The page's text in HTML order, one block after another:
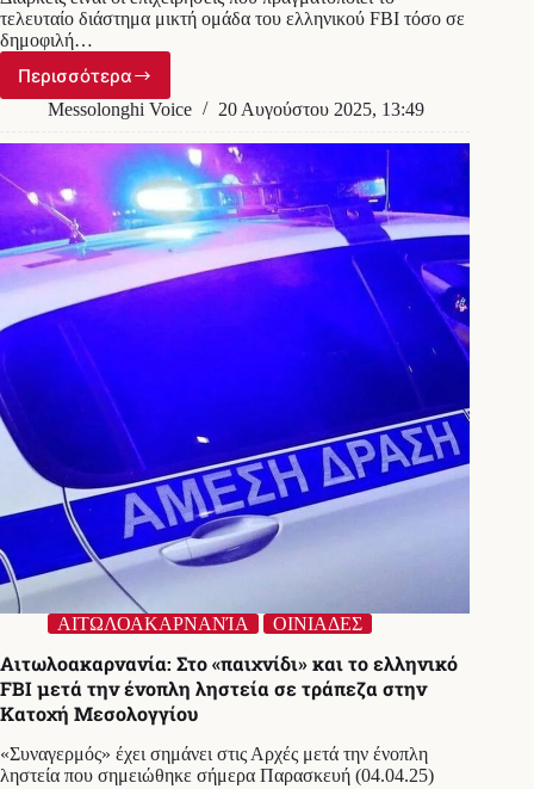
τελευταίο διάστημα μικτή ομάδα του ελληνικού FBI τόσο σε
δημοφιλή…
ΠερισσότεραΕπιχειρήσεις
του
FBI
ναρκωτικά
και
εκβιασμούς
σε
νησιά
–
στην
Κεφαλονιά
Messolonghi Voice 20 Αυγούστου 2025, 13:49
ΑΙΤΩΛΟΑΚΑΡΝΑΝΊΑ ΟΙΝΙΑΔΕΣ
Αιτωλοακαρνανία: Στο «παιχνίδι» και το ελληνικό
FBI μετά την ένοπλη ληστεία σε τράπεζα στην
Κατοχή Μεσολογγίου
«Συναγερμός» έχει σημάνει στις Αρχές μετά την ένοπλη
ληστεία που σημειώθηκε σήμερα Παρασκευή (04.04.25)